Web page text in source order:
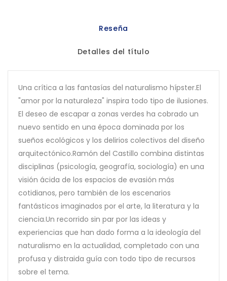
Reseña
Detalles del título
Una crítica a las fantasías del naturalismo hípster.El
"amor por la naturaleza" inspira todo tipo de ilusiones.
El deseo de escapar a zonas verdes ha cobrado un
nuevo sentido en una época dominada por los
sueños ecológicos y los delirios colectivos del diseño
arquitectónico.Ramón del Castillo combina distintas
disciplinas (psicología, geografía, sociología) en una
visión ácida de los espacios de evasión más
cotidianos, pero también de los escenarios
fantásticos imaginados por el arte, la literatura y la
ciencia.Un recorrido sin par por las ideas y
experiencias que han dado forma a la ideología del
naturalismo en la actualidad, completado con una
profusa y distraida guía con todo tipo de recursos
sobre el tema.